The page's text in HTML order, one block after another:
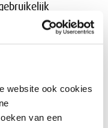
website ook cookies
van een
winstoogmerk;
heeft de
nodig, behalve